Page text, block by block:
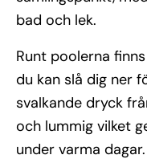
bad och lek.
Runt poolerna
du kan slå dig ner
svalkande dryck
och lummig vilket
under varma dagar.